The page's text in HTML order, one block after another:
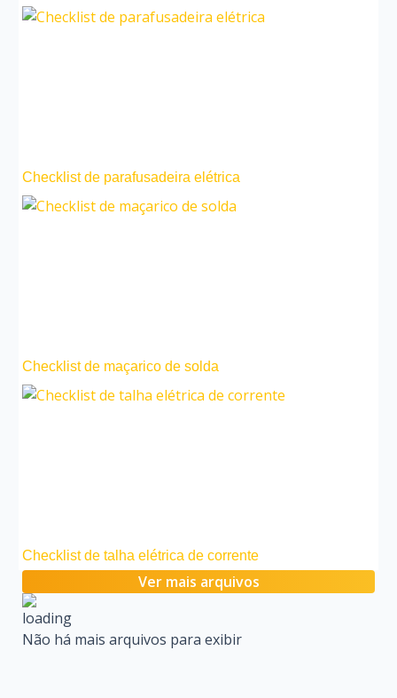
Checklist de parafusadeira elétrica
Checklist de maçarico de solda
Checklist de talha elétrica de corrente
Ver mais arquivos
Não há mais arquivos para exibir